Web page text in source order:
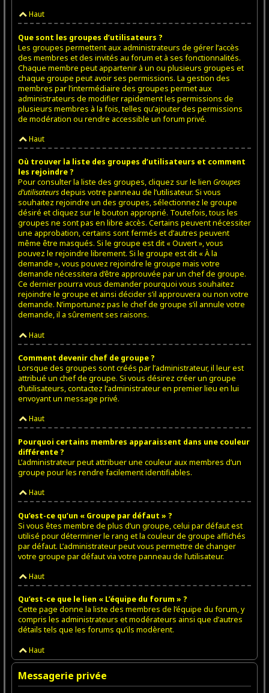
Haut
Que sont les groupes d’utilisateurs ?
Les groupes permettent aux administrateurs de gérer l’accès
des membres et des invités au forum et à ses fonctionnalités.
Chaque membre peut appartenir à un ou plusieurs groupes et
chaque groupe peut avoir ses permissions. La gestion des
membres par l’intermédiaire des groupes permet aux
administrateurs de modifier rapidement les permissions de
plusieurs membres à la fois, telles qu’ajouter des permissions
de modération ou rendre accessible un forum privé.
Haut
Où trouver la liste des groupes d’utilisateurs et comment
les rejoindre ?
Pour consulter la liste des groupes, cliquez sur le lien Groupes
d’utilisateursdepuis votre panneau de l’utilisateur. Si vous
souhaitez rejoindre un des groupes, sélectionnez le groupe
désiré et cliquez sur le bouton approprié. Toutefois, tous les
groupes ne sont pas en libre accès. Certains peuvent nécessiter
une approbation, certains sont fermés et d’autres peuvent
même être masqués. Si le groupe est dit « Ouvert », vous
pouvez le rejoindre librement. Si le groupe est dit « À la
demande », vous pouvez rejoindre le groupe mais votre
demande nécessitera d’être approuvée par un chef de groupe.
Ce dernier pourra vous demander pourquoi vous souhaitez
rejoindre le groupe et ainsi décider s’il approuvera ou non votre
demande. N’importunez pas le chef de groupe s’il annule votre
demande, il a sûrement ses raisons.
Haut
Comment devenir chef de groupe ?
Lorsque des groupes sont créés par l’administrateur, il leur est
attribué un chef de groupe. Si vous désirez créer un groupe
d’utilisateurs, contactez l’administrateur en premier lieu en lui
envoyant un message privé.
Haut
Pourquoi certains membres apparaissent dans une couleur
différente ?
L’administrateur peut attribuer une couleur aux membres d’un
groupe pour les rendre facilement identifiables.
Haut
Qu’est-ce qu’un « Groupe par défaut » ?
Si vous êtes membre de plus d’un groupe, celui par défaut est
utilisé pour déterminer le rang et la couleur de groupe affichés
par défaut. L’administrateur peut vous permettre de changer
votre groupe par défaut via votre panneau de l’utilisateur.
Haut
Qu’est-ce que le lien « L’équipe du forum » ?
Cette page donne la liste des membres de l’équipe du forum, y
compris les administrateurs et modérateurs ainsi que d’autres
détails tels que les forums qu’ils modèrent.
Haut
Messagerie privée